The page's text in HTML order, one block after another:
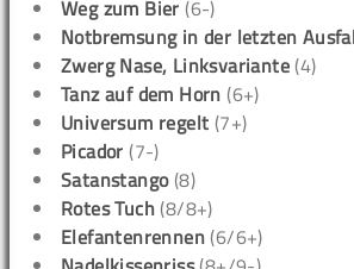
Weg zum Bier (6-)
Notbremsung in der letzten
Zwerg Nase, Linksvariante (4)
Tanz auf dem Horn (6+)
Universum regelt (7+)
Picador (7-)
Satanstango(8)
Rotes Tuch (8/8+)
Elefantenrennen (6/6+)